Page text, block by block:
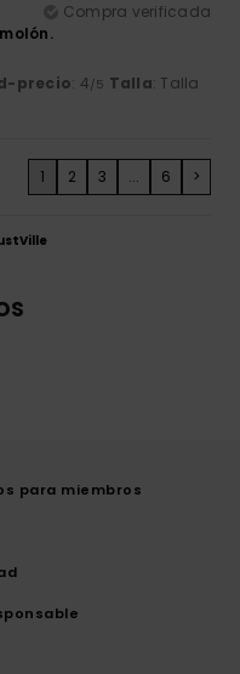
Compra verificada
precio: 4/5 Talla: Talla
1 2 3 ... 6 >
para miembros